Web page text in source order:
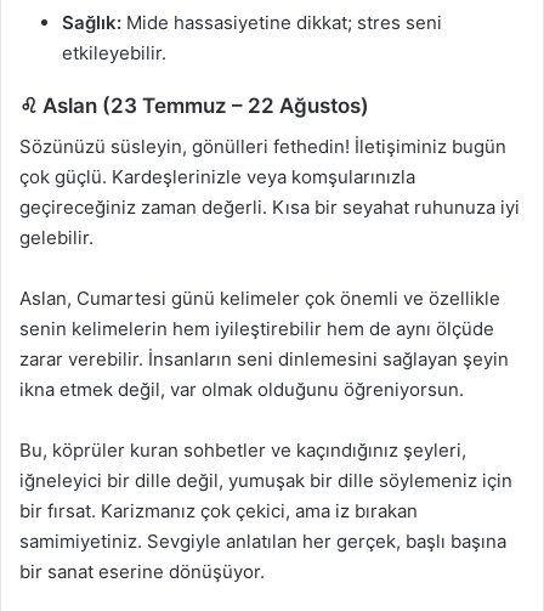
Sağlık: Mide hassasiyetine dikkat; stres seni
etkileyebilir.
♌ Aslan (23 Temmuz – 22 Ağustos)
Sözünüzü süsleyin, gönülleri fethedin! İletişiminiz bugün
çok güçlü. Kardeşlerinizle veya komşularınızla
geçireceğiniz zaman değerli. Kısa bir seyahat ruhunuza iyi
gelebilir.
Aslan, Cumartesi günü kelimeler çok önemli ve özellikle
senin kelimelerin hem iyileştirebilir hem de aynı ölçüde
zarar verebilir. İnsanların seni dinlemesini sağlayan şeyin
ikna etmek değil, var olmak olduğunu öğreniyorsun.
Bu, köprüler kuran sohbetler ve kaçındığınız şeyleri,
iğneleyici bir dille değil, yumuşak bir dille söylemeniz için
bir fırsat. Karizmanız çok çekici, ama iz bırakan
samimiyetiniz. Sevgiyle anlatılan her gerçek, başlı başına
bir sanat eserine dönüşüyor.